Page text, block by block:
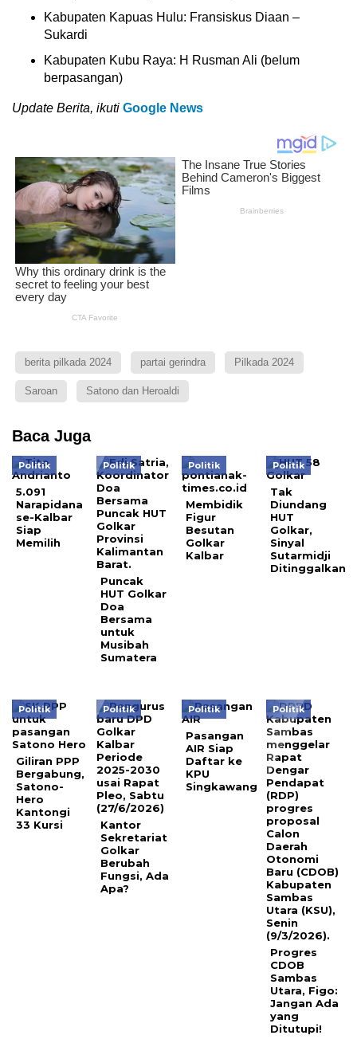
Kabupaten Kapuas Hulu: Fransiskus Diaan –
Sukardi
Kabupaten Kubu Raya: H Rusman Ali (belum
berpasangan)
Update Berita, ikuti Google News
berita pilkada 2024 partai gerindra Pilkada 2024
Saroan Satono dan Heroaldi
Baca Juga
Politik
5.091
Narapidana
se-Kalbar
Siap
Memilih
Politik
Puncak
HUT Golkar
Doa
Bersama
untuk
Musibah
Sumatera
Politik
Membidik
Figur
Besutan
Golkar
Kalbar
Politik
Tak
Diundang
HUT
Golkar,
Sinyal
Sutarmidji
Ditinggalkan
Politik
Giliran PPP
Bergabung,
Satono-
Hero
Kantongi
33 Kursi
Politik
Kantor
Sekretariat
Golkar
Berubah
Fungsi, Ada
Apa?
Politik
Pasangan
AIR Siap
Daftar ke
KPU
Singkawang
Politik
Progres
CDOB
Sambas
Utara, Figo:
Jangan Ada
yang
Ditutupi!